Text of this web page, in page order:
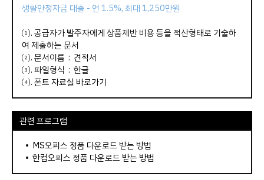
생활안정자금 대출 - 연 1.5%, 최대 1,250만원
⑴. 공급자가 발주자에게 상품제반 비용 등을 적산형태로 기술하
여 제출하는 문서
⑵. 문서이름 : 견적서
⑶. 파일형식 : 한글
⑷.폰트 자료실 바로가기
관련 프로그램
• MS오피스 정품 다운로드 받는 방법
• 한컴오피스 정품 다운로드 받는 방법